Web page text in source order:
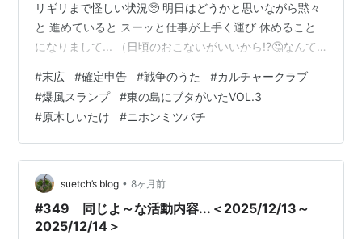
リギリまで怪しい状況🥺 明日はどうかと思いながら黙々
と 進めていると スーッと仕事が上手く運び 休めること
になりまして... （日頃のおこないがいいから⁉🤔なんて...
で「🍄原木しいたけ」が急成長😲 （🌞暖かさと☔雨、こ
れから👀目が離せません!!） 前日に👴👵両親が収穫した
ものを含め 直売所へハシゴして🧺出荷することになりま
した ＜出荷内容＞ ・原木しいたけ ・にんじん ・ほうれ
ん草 ・各種乾燥商品 ⇂ 「ふれあ…
#末広 #確定申告 #戦争のうた #カルチャークラブ
#爆風スランプ #東の島にブタがいたVOL.3
#原木しいたけ #ニホンミツバチ
suetch’s blog • 8ヶ月前
#349 同じよ～な活動内容...＜2025/12/13～
2025/12/14＞